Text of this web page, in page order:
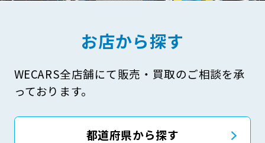
お店から探す
WECARS全店舗にて販売・買取のご相談を承
っております。
都道府県から探す